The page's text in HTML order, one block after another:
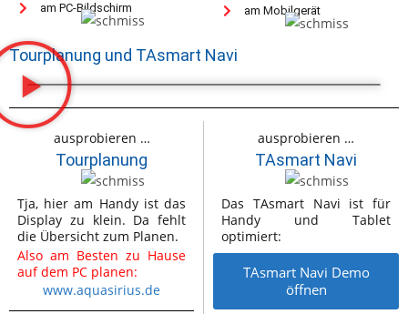
am PC-Bildschirm
am Mobilgerät
Tourplanung und TAsmart Navi
ausprobieren …
Tourplanung
Tja, hier am Handy ist das
Display zu klein. Da fehlt
die Übersicht zum Planen.
Also am Besten zu Hause
auf dem PC planen:
www.aquasirius.de
ausprobieren …
TAsmart Navi
Das TAsmart Navi ist für
Handy und Tablet
optimiert:
TAsmart Navi Demo
öffnen